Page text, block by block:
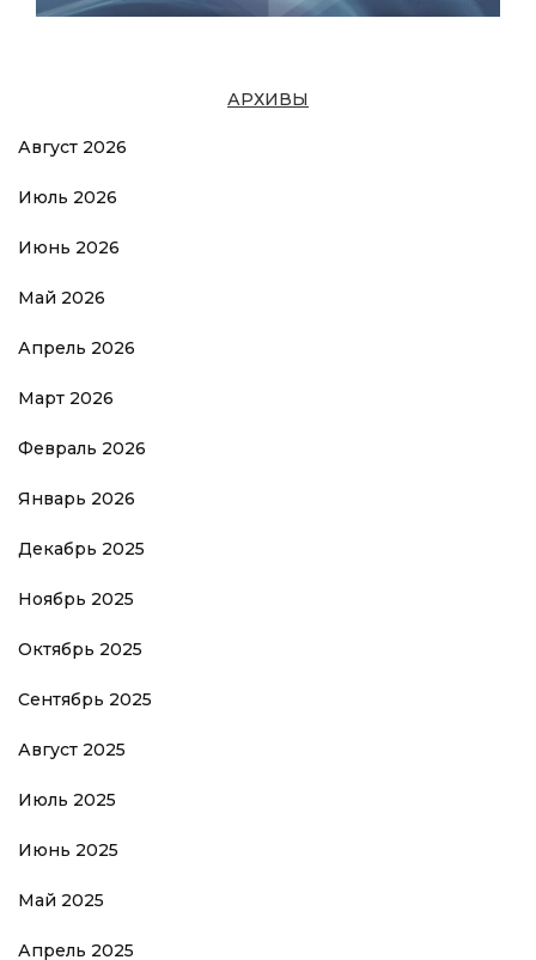
АРХИВЫ
Август 2026
Июль 2026
Июнь 2026
Май 2026
Апрель 2026
Март 2026
Февраль 2026
Январь 2026
Декабрь 2025
Ноябрь 2025
Октябрь 2025
Сентябрь 2025
Август 2025
Июль 2025
Июнь 2025
Май 2025
Апрель 2025